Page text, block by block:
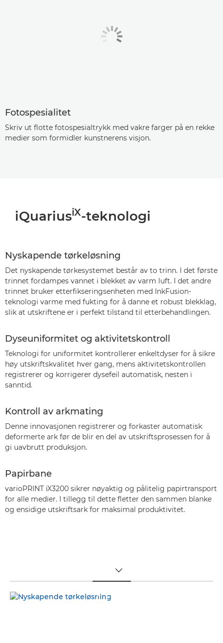
Fotospesialitet
Skriv ut flotte fotospesialtrykk med vakre farger på en rekke
medier som formidler kunstnerens visjon.
iQuariusiX-teknologi
Nyskapende tørkeløsning
Det nyskapende tørkesystemet består av to trinn. I det første
trinnet fordampes vannet i blekket av varm luft. I det andre
trinnet bruker etterfikseringsenheten med InkFusion-
teknologi varme med fukting for å danne et robust blekklag,
slik at utskriftene er i perfekt tilstand til etterbehandlingen.
Dyseuniformitet og aktivitetskontroll
Teknologi for uniformitet kontrollerer enkeltdyser for å sikre
høy utskriftskvalitet hver gang, mens aktivitetskontrollen
registrerer og korrigerer dysefeil automatisk, nesten i
sanntid.
Kontroll av arkmating
Denne innovasjonen registrerer og forkaster automatisk
deformerte ark før de blir en del av utskriftsprosessen for å
gi uavbrutt produksjon.
Papirbane
varioPRINT iX3200 sikrer nøyaktig og pålitelig papirtransport
for alle medier. I tillegg til dette fletter den sammen blanke
og ensidige utskriftsark for maksimal produktivitet.
TOGGLE MENU